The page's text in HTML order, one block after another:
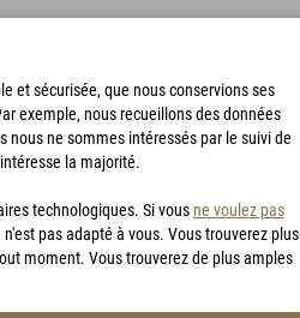
D'ACHAT
et sécurisée, que nous conservions ses
exemple, nous recueillons des données
ne sommes intéressés par le suivi de
la majorité.
technologiques. Si vous ne voulez pas
pas adapté à vous. Vous trouverez plus
moment. Vous trouverez de plus amples